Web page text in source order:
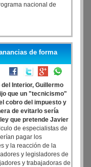
nacional de
de forma
del Interior, Guillermo
que un "tecnicismo"
cobro del impuesto y
de evitarlo sería
que pretende Javier
de especialistas de
pagar los
y la reacción de la
y legisladores de
y trabajadoras de